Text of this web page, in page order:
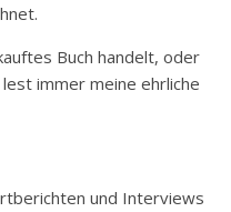
Buch handelt, oder
immer meine ehrliche
und Interviews